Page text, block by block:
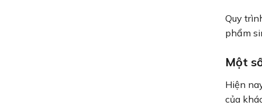
Quy
phẩm
Một
Hiện
của